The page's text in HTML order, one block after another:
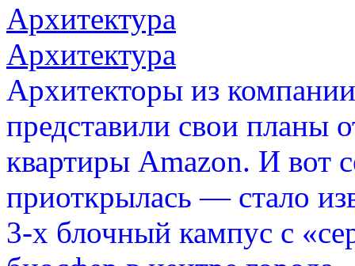
Архитектура
Архитектура
Архитекторы из
представили свои планы
квартиры Amazon. И вот
приоткрылась — стало
3-х блочный кампус с